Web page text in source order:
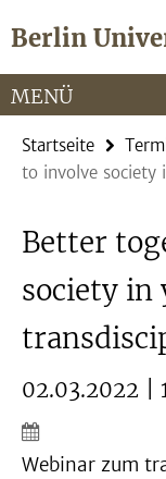
direkt
Inhalt
Berlin
Service-
Navigation
MENÜ
Startseite
to involve society
Better
society in
02.03.2022 |
Webinar zum